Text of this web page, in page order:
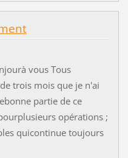
vous Tous
trois mois que je n'ai
partie de ce
opérations ;
quicontinue toujours